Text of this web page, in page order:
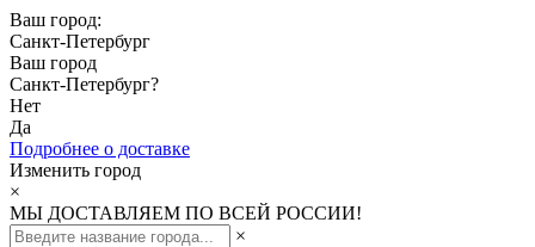
Ваш город:
Санкт-Петербург
Ваш город
Санкт-Петербург?
Нет
Да
Подробнее о доставке
Изменить город
×
МЫ ДОСТАВЛЯЕМ ПО ВСЕЙ РОССИИ!
×